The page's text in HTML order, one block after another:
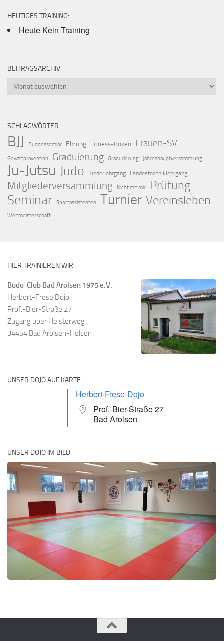
HEUTIGES TRAINING:
Heute Kein Training
BEITRAGSARCHIV
Beitragsarchiv
SCHLAGWÖRTER
BJJ Bundessemiar Ehrung Fitness-Boxen Frauen-SV
Gewaltprävention Graduierung Gradurierung Jahreshauptversammlung
Ju-Jutsu Judo Kinderlehrgang Landestechniklehrgang
Mitgliederversammlung Nicht mit mir Prüfung
Seminar Sportassistenten Turnier Vereinsleben
Weltmeisterschaft
HIER TRAINIEREN WIR:
Budo-Club Bad Arolsen 1975 e.V.
Herbert-Frese Dojo
Prof.-Bier-Straße 27
Zugang über Heisterweg
34454 Bad Arolsen-Helsen
UNSER DOJO AUF KARTE
Herbert-Frese-Dojo
Prof.-Bier-Straße 27
Bad Arolsen
UNSER DOJO IM BILD